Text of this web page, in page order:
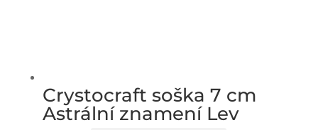
Crystocraft soška 7 cm
Astrální znamení Lev